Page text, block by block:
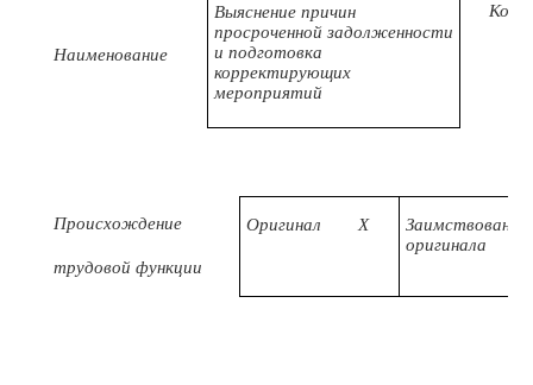
Наименование
Выяснение причин
просроченной задолженности
и подготовка
корректирующих
мероприятий
Код
Происхождение
трудовой функции
Оригинал X
Заимствовано
оригинала